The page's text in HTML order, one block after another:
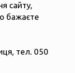
сайту,
бажаєте
тел. 050